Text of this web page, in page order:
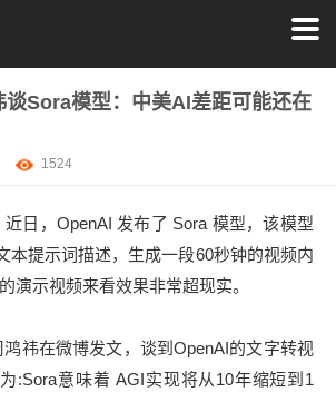
Sora模型：中美AI差距可能还在
1524
近日，OpenAI 发布了 Sora 模型，该模型
本提示词描述，生成一段60秒钟的视频内
演示视频来看效果非常超现实。
鸿祎在微博发文，谈到OpenAI的文字转视
:Sora意味着 AGI实现将从10年缩短到1